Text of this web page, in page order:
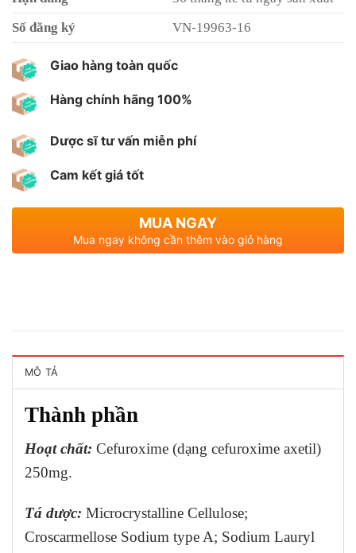
Số đăng ký
VN-19963-16
Giao hàng toàn quốc
Hàng chính hãng 100%
Dược sĩ tư vấn miễn phí
Cam kết giá tốt
MUA NGAY
Mua ngay không cần thêm vào giỏ hàng
MÔ TẢ
Thành phần
Hoạt chất: Cefuroxime (dạng cefuroxime axetil)
250mg.
Tá dược: Microcrystalline Cellulose;
Croscarmellose Sodium type A; Sodium Lauryl